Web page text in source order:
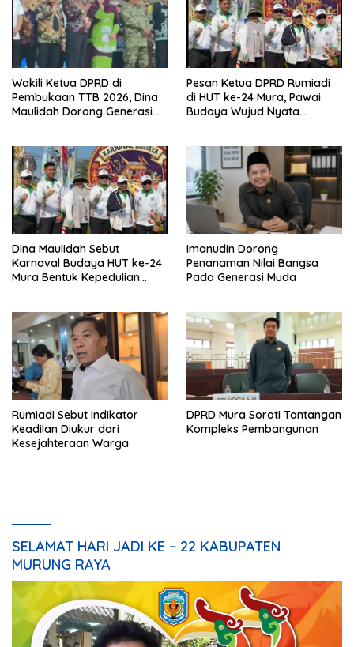
Wakili Ketua DPRD di
Pembukaan TTB 2026, Dina
Maulidah Dorong Generasi
Pesan Ketua DPRD Rumiadi
di HUT ke-24 Mura, Pawai
Budaya Wujud Nyata
Dina Maulidah Sebut
Karnaval Budaya HUT ke-24
Mura Bentuk Kepedulian
Imanudin Dorong
Penanaman Nilai Bangsa
Pada Generasi Muda
Rumiadi Sebut Indikator
Keadilan Diukur dari
Kesejahteraan Warga
DPRD Mura Soroti Tantangan
Kompleks Pembangunan
SELAMAT HARI JADI KE – 22 KABUPATEN
MURUNG RAYA